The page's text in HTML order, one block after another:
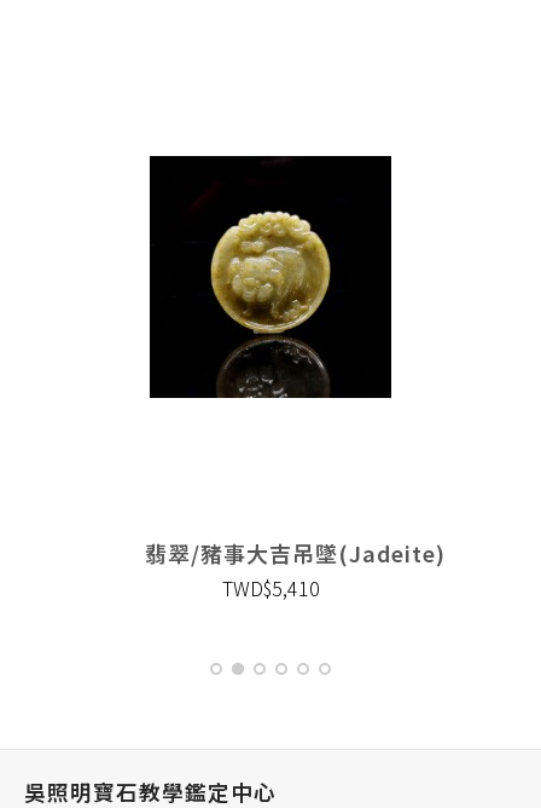
翡翠/豬事大吉吊墜(Jadeite)
TWD$5,410
吳照明寶石教學鑑定中心